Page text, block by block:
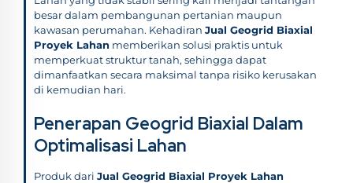
besar dalam pembangunan pertanian maupun
kawasan perumahan. Kehadiran Jual Geogrid Biaxial
Proyek Lahan memberikan solusi praktis untuk
memperkuat struktur tanah, sehingga dapat
dimanfaatkan secara maksimal tanpa risiko kerusakan
di kemudian hari.
Penerapan Geogrid Biaxial Dalam
Optimalisasi Lahan
Produk dari Jual Geogrid Biaxial Proyek Lahan